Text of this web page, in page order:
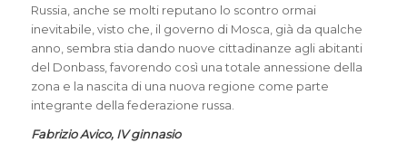
Russia, anche se molti reputano lo scontro ormai
inevitabile, visto che, il governo di Mosca, già da qualche
anno, sembra stia dando nuove cittadinanze agli abitanti
del Donbass, favorendo così una totale annessione della
zona e la nascita di una nuova regione come parte
integrante della federazione russa.
Fabrizio Avico, IV ginnasio